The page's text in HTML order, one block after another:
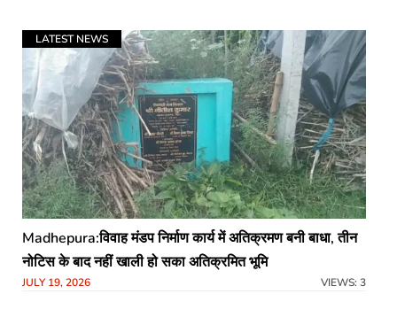
LATEST NEWS
Madhepura:विवाह मंडप निर्माण कार्य में अतिक्रमण बनी बाधा, तीन
नोटिस के बाद नहीं खाली हो सका अतिक्रमित भूमि
JULY 19, 2026 VIEWS: 3